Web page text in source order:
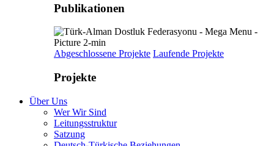
Publikationen
Abgeschlossene Projekte Laufende Projekte
Projekte
Über Uns
Wer Wir Sind
Leitungsstruktur
Satzung